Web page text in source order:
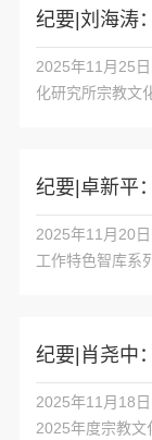
教授，我所博士
说关羽是中国历
武将逐步升华为
2025年11月25
化研究所宗教文
士研究生及线上
发，梳理了美
境，并以此为契
2025年11月20
工作特色智库系
授与胡瀚霆副教
德加教授以及成
讲座伊始，卓老
2025年11月18
2025年度宗教文